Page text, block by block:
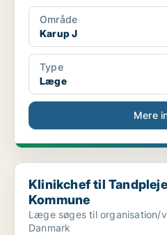
Område
Karup J
Type
Læge
Mere
Klinikchef til Tandplejen i
Klinikchef til
Kommune
Læge søges til organisation/
Danmark